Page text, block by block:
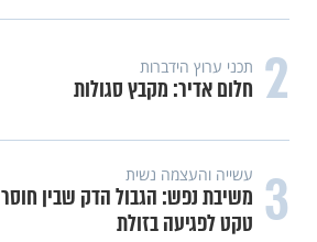
2 תכני ערוץ הידברות
חלום אדיר: מקבץ סגולות
3 עשייה והעצמה נשית
משיבת נפש: הגבול הדק שבין חוסר
טקט לפגיעה בזולת